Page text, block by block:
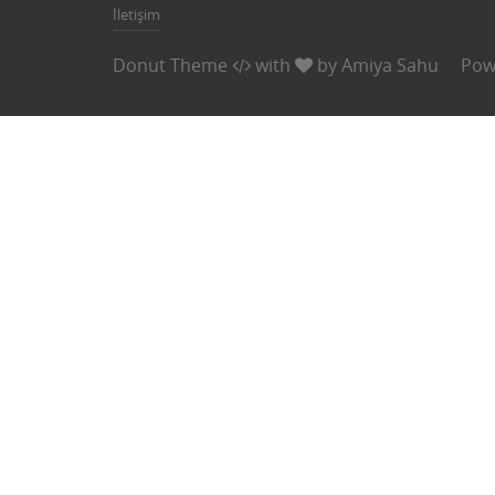
İletişim
Donut Theme with byAmiya Sahu